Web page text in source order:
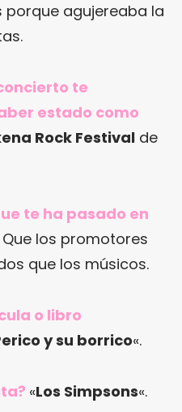
agujereaba la
te
estado como
Rock Festival de
te ha pasado en
Que los promotores
que los músicos.
o libro
y su borrico«.
«Los Simpsons«.